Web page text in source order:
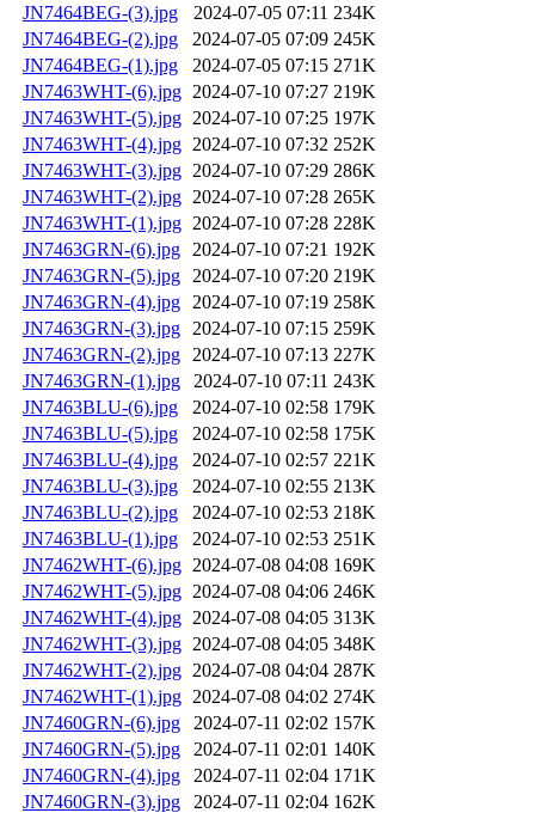
JN7464BEG-(3).jpg
2024-07-05 07:11 234K
JN7464BEG-(2).jpg
2024-07-05 07:09 245K
JN7464BEG-(1).jpg
2024-07-05 07:15 271K
JN7463WHT-(6).jpg 2024-07-10 07:27 219K
JN7463WHT-(5).jpg 2024-07-10 07:25 197K
JN7463WHT-(4).jpg 2024-07-10 07:32 252K
JN7463WHT-(3).jpg 2024-07-10 07:29 286K
JN7463WHT-(2).jpg 2024-07-10 07:28 265K
JN7463WHT-(1).jpg 2024-07-10 07:28 228K
JN7463GRN-(6).jpg
2024-07-10 07:21 192K
JN7463GRN-(5).jpg
2024-07-10 07:20 219K
JN7463GRN-(4).jpg
2024-07-10 07:19 258K
JN7463GRN-(3).jpg
2024-07-10 07:15 259K
JN7463GRN-(2).jpg
2024-07-10 07:13 227K
JN7463GRN-(1).jpg
2024-07-10 07:11 243K
JN7463BLU-(6).jpg
2024-07-10 02:58 179K
JN7463BLU-(5).jpg
2024-07-10 02:58 175K
JN7463BLU-(4).jpg
2024-07-10 02:57 221K
JN7463BLU-(3).jpg
2024-07-10 02:55 213K
JN7463BLU-(2).jpg
2024-07-10 02:53 218K
JN7463BLU-(1).jpg
2024-07-10 02:53 251K
JN7462WHT-(6).jpg 2024-07-08 04:08 169K
JN7462WHT-(5).jpg 2024-07-08 04:06 246K
JN7462WHT-(4).jpg 2024-07-08 04:05 313K
JN7462WHT-(3).jpg 2024-07-08 04:05 348K
JN7462WHT-(2).jpg 2024-07-08 04:04 287K
JN7462WHT-(1).jpg 2024-07-08 04:02 274K
JN7460GRN-(6).jpg
2024-07-11 02:02 157K
JN7460GRN-(5).jpg
2024-07-11 02:01 140K
JN7460GRN-(4).jpg
2024-07-11 02:04 171K
JN7460GRN-(3).jpg
2024-07-11 02:04 162K